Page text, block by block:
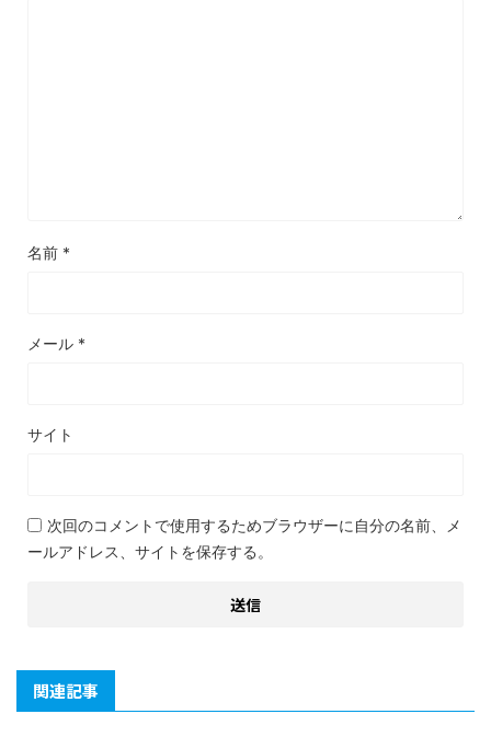
名前 *
メール *
サイト
次回のコメントで使用するためブラウザーに自分の名前、メ
ールアドレス、サイトを保存する。
関連記事